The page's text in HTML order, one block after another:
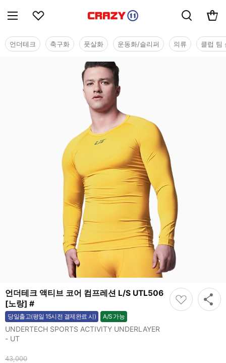
언더테크 축구화 풋살화 운동화/슬리퍼 의류 클럽 팀
언더테크 액티브 코어 컴프레션 L/S UTL506
[노랑] #
당일출고(평일 15시전 결제완료 시) A/S 가능
가능
UNDERTECH SPORTS ACTIVITY UNDERLAYER
- UT
43,000